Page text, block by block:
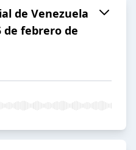
de Venezuela
de febrero de